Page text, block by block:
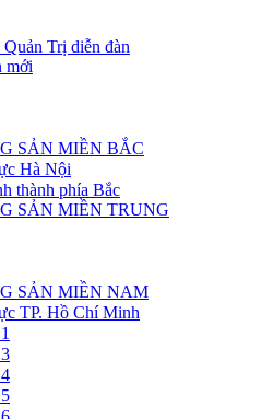
Trị diễn đàn
mới
SẢN MIỀN BẮC
Hà Nội
thành phía Bắc
SẢN MIỀN TRUNG
SẢN MIỀN NAM
TP. Hồ Chí Minh